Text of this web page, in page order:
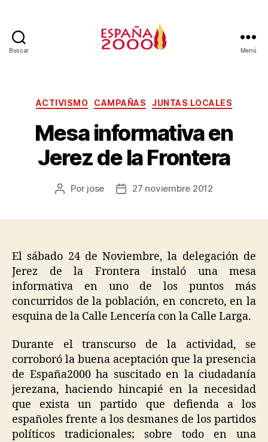
Buscar Menú
ACTIVISMO CAMPAÑAS JUNTAS LOCALES
Mesa informativa en
Jerez de la Frontera
Por jose 27 noviembre 2012
El sábado 24 de Noviembre, la delegación de
Jerez de la Frontera instaló una mesa
informativa en uno de los puntos más
concurridos de la población, en concreto, en la
esquina de la Calle Lencería con la Calle Larga.
Durante el transcurso de la actividad, se
corroboró la buena aceptación que la presencia
de España2000 ha suscitado en la ciudadanía
jerezana, haciendo hincapié en la necesidad
que exista un partido que defienda a los
españoles frente a los desmanes de los partidos
políticos tradicionales; sobre todo en una